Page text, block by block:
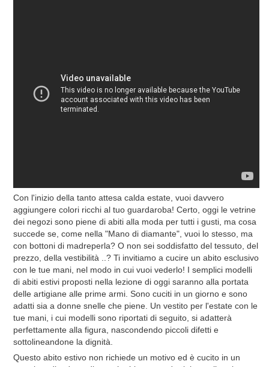
Con l'inizio della tanto attesa calda estate, vuoi davvero
aggiungere colori ricchi al tuo guardaroba! Certo, oggi le vetrine
dei negozi sono piene di abiti alla moda per tutti i gusti, ma cosa
succede se, come nella "Mano di diamante", vuoi lo stesso, ma
con bottoni di madreperla? O non sei soddisfatto del tessuto, del
prezzo, della vestibilità ..? Ti invitiamo a cucire un abito esclusivo
con le tue mani, nel modo in cui vuoi vederlo! I semplici modelli
di abiti estivi proposti nella lezione di oggi saranno alla portata
delle artigiane alle prime armi. Sono cuciti in un giorno e sono
adatti sia a donne snelle che piene. Un vestito per l'estate con le
tue mani, i cui modelli sono riportati di seguito, si adatterà
perfettamente alla figura, nascondendo piccoli difetti e
sottolineandone la dignità.
Questo abito estivo non richiede un motivo ed è cucito in un